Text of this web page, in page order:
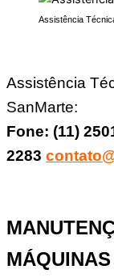
Assistência
Assistência
SanMarte:
Fone: (11)
2283